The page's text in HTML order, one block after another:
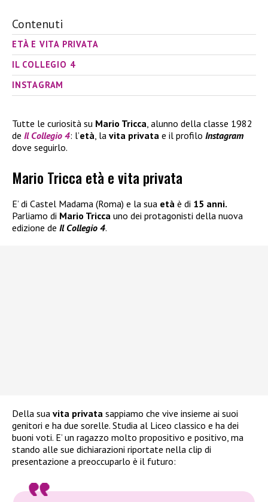
Contenuti
ETÀ E VITA PRIVATA
IL COLLEGIO 4
INSTAGRAM
Tutte le curiosità su Mario Tricca, alunno della classe 1982
de Il Collegio 4: l’età, la vita privata e il profilo Instagram
dove seguirlo.
Mario Tricca età e vita privata
E’ di Castel Madama (Roma) e la sua età è di 15 anni.
Parliamo di Mario Tricca uno dei protagonisti della nuova
edizione de Il Collegio 4.
Della sua vita privata sappiamo che vive insieme ai suoi
genitori e ha due sorelle. Studia al Liceo classico e ha dei
buoni voti. E’ un ragazzo molto propositivo e positivo, ma
stando alle sue dichiarazioni riportate nella clip di
presentazione a preoccuparlo è il futuro: